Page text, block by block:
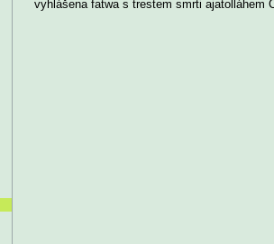
vyhlášena fatwa s trestem smrti ajatolláhem